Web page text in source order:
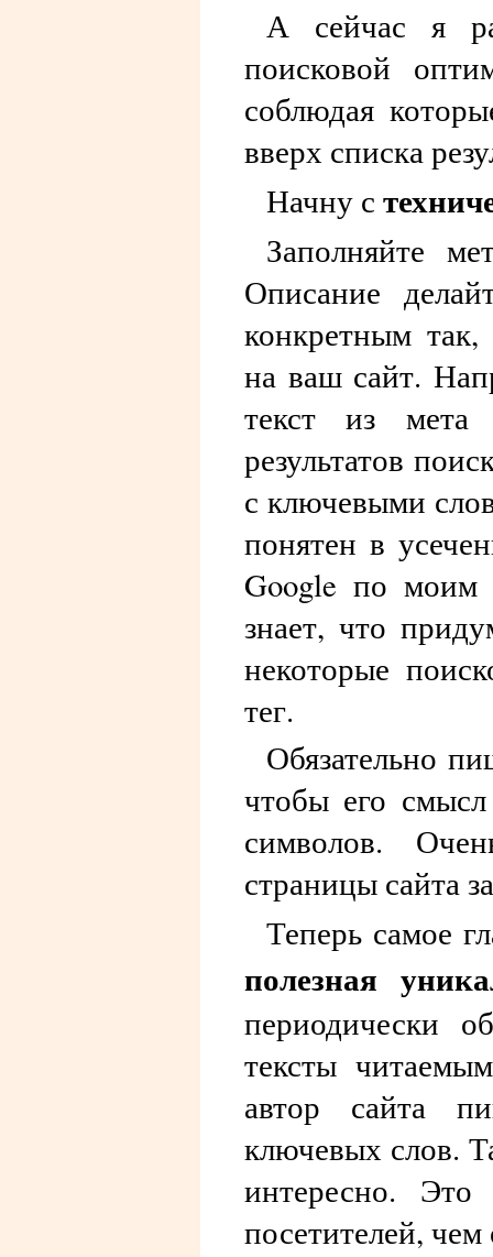
А сейчас я
поисковой
соблюдая
вверх списка
Начну с
Заполняйте
Описание
конкретным так,
на ваш сайт.
текст из мета
результатов
с ключевыми
понятен в
Google по моим
знает, что
некоторые
тег.
Обязательно
чтобы его
символов.
страницы сайта
Теперь самое
полезная
периодически
тексты
автор сайта
ключевых слов.
интересно.
посетителей,